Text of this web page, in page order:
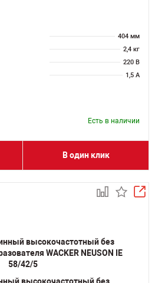
404 мм
2,4 кг
220 В
1,5 А
Есть в наличии
В один клик
высокочастотный без